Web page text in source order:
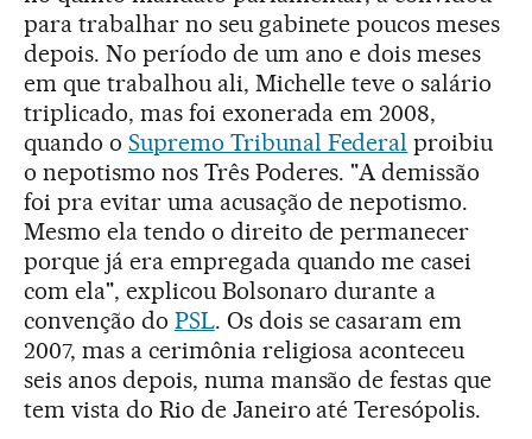
para trabalhar no seu gabinete poucos meses
depois. No período de um ano e dois meses
em que trabalhou ali, Michelle teve o salário
triplicado, mas foi exonerada em 2008,
quando o Supremo Tribunal Federal proibiu
o nepotismo nos Três Poderes. "A demissão
foi pra evitar uma acusação de nepotismo.
Mesmo ela tendo o direito de permanecer
porque já era empregada quando me casei
com ela", explicou Bolsonaro durante a
convenção do PSL. Os dois se casaram em
2007, mas a cerimônia religiosa aconteceu
seis anos depois, numa mansão de festas que
tem vista do Rio de Janeiro até Teresópolis.